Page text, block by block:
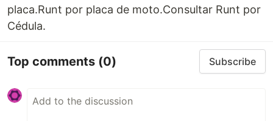
placa.Runt por placa de moto.Consultar Runt por
Cédula.
Top comments (0) Subscribe